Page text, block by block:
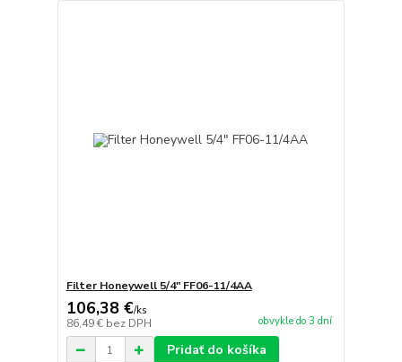
Filter Honeywell 5/4" FF06-11/4AA
106,38 €/ks
86,49 € bez DPH obvykle do 3 dní
Pridať do košíka